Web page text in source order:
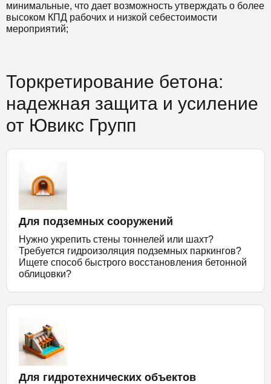
минимальные, что дает возможность утверждать о более
высоком КПД рабочих и низкой себестоимости
мероприятий;
Торкретирование бетона:
надежная защита и усиление
от Ювикс Групп
Для подземных сооружений
Нужно укрепить стены тоннелей или шахт?
Требуется гидроизоляция подземных паркингов?
Ищете способ быстрого восстановления бетонной
облицовки?
Для гидротехнических объектов